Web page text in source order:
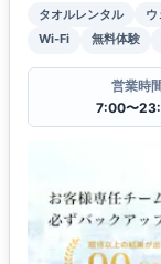
タオルレンタル ウ
Wi-Fi
無料体験
営業時
7:00〜